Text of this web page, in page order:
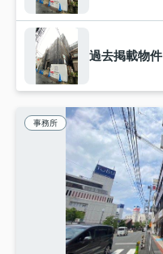
過去掲載物件
事務所